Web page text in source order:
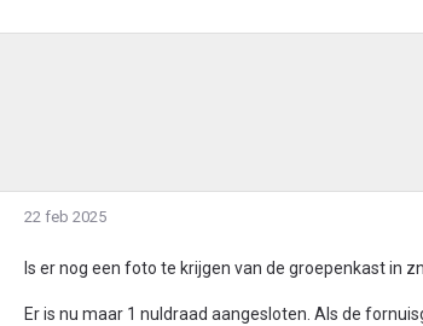
n
22 feb 2025
Is er nog een foto te krijgen van de groepenkast in
Er is nu maar 1 nuldraad aangesloten. Als de